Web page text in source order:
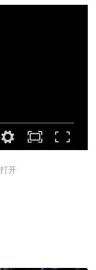
开